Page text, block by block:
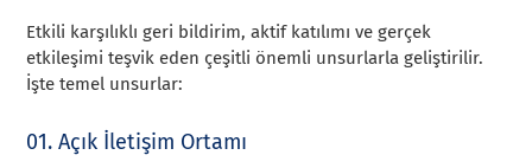
Etkili karşılıklı geri bildirim, aktif katılımı ve gerçek
etkileşimi teşvik eden çeşitli önemli unsurlarla geliştirilir.
İşte temel unsurlar:
01. Açık İletişim Ortamı